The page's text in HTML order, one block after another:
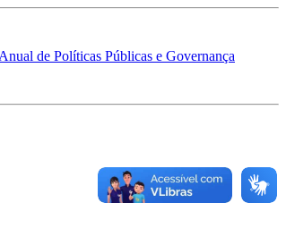
de Políticas Públicas e Governança